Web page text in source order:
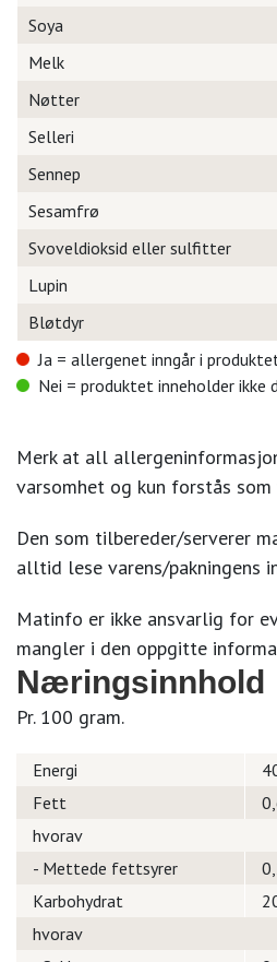
Soya
Melk
Nøtter
Selleri
Sennep
Sesamfrø
Svoveldioksid eller sulfitter
Lupin
Bløtdyr
Ja = allergenet inngår i
Nei = produktet inneholder
Merk at all
varsomhet og kun forstås som
Den som tilbereder/serverer
alltid lese varens/pakningens
Matinfo er ikke ansvarlig for
mangler i den oppgitte
Næringsinnhold
Pr. 100 gram.
Energi
Fett
hvorav
- Mettede fettsyrer
Karbohydrat
hvorav